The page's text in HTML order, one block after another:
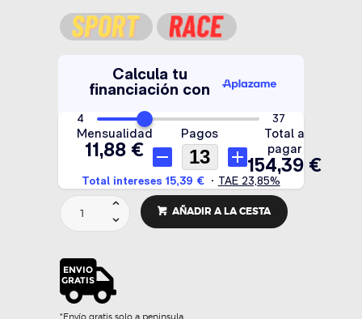
KIT
LATIGUILLOS
METÁLICOS
HEL
PERFORMANCE
cantidad
AÑADIR A LA CESTA
*Envío gratis solo a peninsula